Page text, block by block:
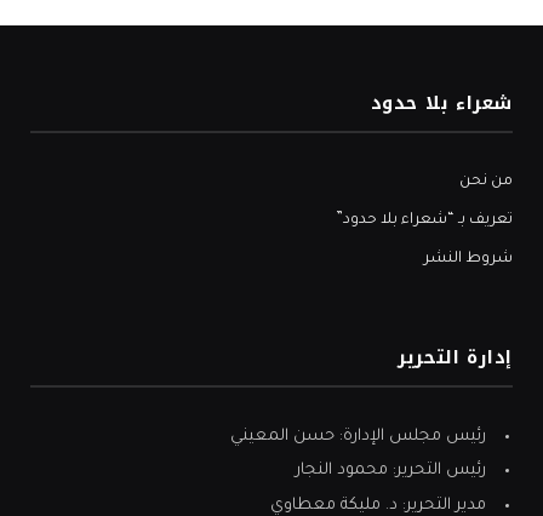
شعراء بلا حدود
من نحن
تعريف بـ “شعراء بلا حدود”
شروط النشر
إدارة التحرير
رئيس مجلس الإدارة: حسن المعيني
رئيس التحرير: محمود النجار
مدير التحرير: د. مليكة معطاوي